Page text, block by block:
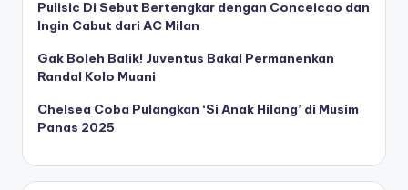
Pulisic Di Sebut Bertengkar dengan Conceicao dan
Ingin Cabut dari AC Milan
Gak Boleh Balik! Juventus Bakal Permanenkan
Randal Kolo Muani
Chelsea Coba Pulangkan ‘Si Anak Hilang’ di Musim
Panas 2025